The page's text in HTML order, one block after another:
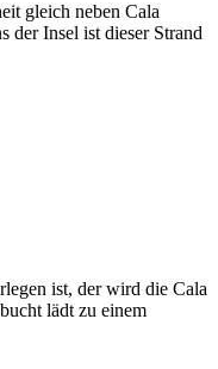
gleich neben Cala
der Insel ist dieser Strand
ist, der wird die Cala
lädt zu einem